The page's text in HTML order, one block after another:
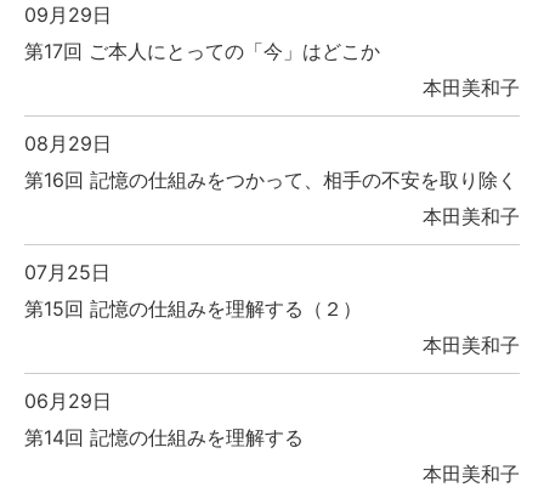
09月29日
第17回 ご本人にとっての「今」はどこか
本田美和子
08月29日
第16回 記憶の仕組みをつかって、相手の不安を取り除く
本田美和子
07月25日
第15回 記憶の仕組みを理解する（２）
本田美和子
06月29日
第14回 記憶の仕組みを理解する
本田美和子